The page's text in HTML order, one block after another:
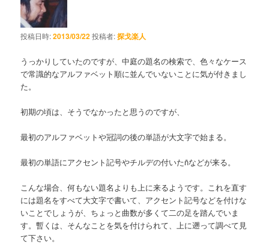
投稿日時:2013/03/22投稿者:探戈楽人
うっかりしていたのですが、中庭の題名の検索で、色々なケース
で常識的なアルファベット順に並んでいないことに気が付きまし
た。
初期の頃は、そうでなかったと思うのですが、
最初のアルファベットや冠詞の後の単語が大文字で始まる。
最初の単語にアクセント記号やチルデの付いたñなどが来る。
こんな場合、何もない題名よりも上に来るようです。これを直す
には題名をすべて大文字で書いて、アクセント記号などを付けな
いことでしょうが、ちょっと曲数が多くて二の足を踏んでいま
す。暫くは、そんなことを気を付けられて、上に遡って調べて見
て下さい。